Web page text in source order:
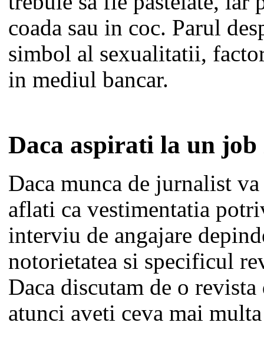
coada sau in coc. Parul
simbol al sexualitatii,
in mediul bancar.
Daca aspirati la un job
Daca munca de jurnalist va
aflati ca vestimentatia
interviu de angajare
notorietatea si specificul
Daca discutam de o
atunci aveti ceva mai